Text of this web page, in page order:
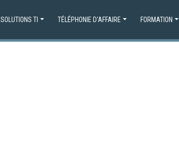
SOLUTIONS TI TÉLÉPHONIE D'AFFAIRE FORMATION